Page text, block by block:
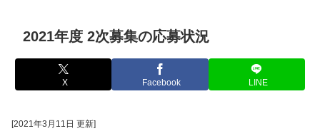
2021年度 2次募集の応募状況
X Facebook LINE
[2021年3月11日 更新]